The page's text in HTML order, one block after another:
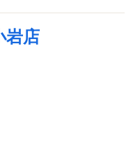
岩店